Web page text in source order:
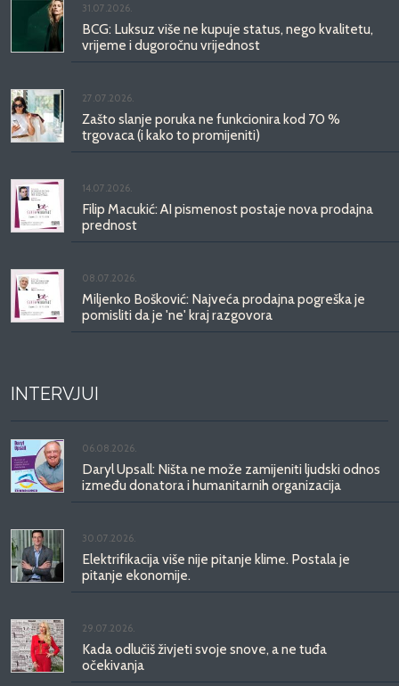
31.07.2026.
BCG: Luksuz više ne kupuje status, nego kvalitetu,
vrijeme i dugoročnu vrijednost
27.07.2026.
Zašto slanje poruka ne funkcionira kod 70 %
trgovaca (i kako to promijeniti)
14.07.2026.
Filip Macukić: AI pismenost postaje nova prodajna
prednost
08.07.2026.
Miljenko Bošković: Najveća prodajna pogreška je
pomisliti da je 'ne' kraj razgovora
INTERVJUI
06.08.2026.
Daryl Upsall: Ništa ne može zamijeniti ljudski odnos
između donatora i humanitarnih organizacija
30.07.2026.
Elektrifikacija više nije pitanje klime. Postala je
pitanje ekonomije.
29.07.2026.
Kada odlučiš živjeti svoje snove, a ne tuđa
očekivanja